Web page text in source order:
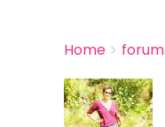
BREADCRUMBS
You
here:
Home forum